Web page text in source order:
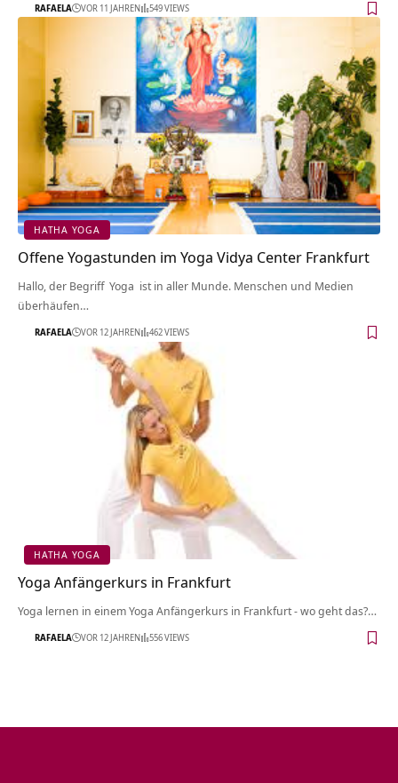
RAFAELA VOR 11 JAHREN 549 VIEWS
HATHA YOGA
Offene Yogastunden im Yoga Vidya Center Frankfurt
Hallo, der Begriff Yoga ist in aller Munde. Menschen und Medien
überhäufen…
RAFAELA VOR 12 JAHREN 462 VIEWS
HATHA YOGA
Yoga Anfängerkurs in Frankfurt
Yoga lernen in einem Yoga Anfängerkurs in Frankfurt - wo geht das?…
RAFAELA VOR 12 JAHREN 556 VIEWS